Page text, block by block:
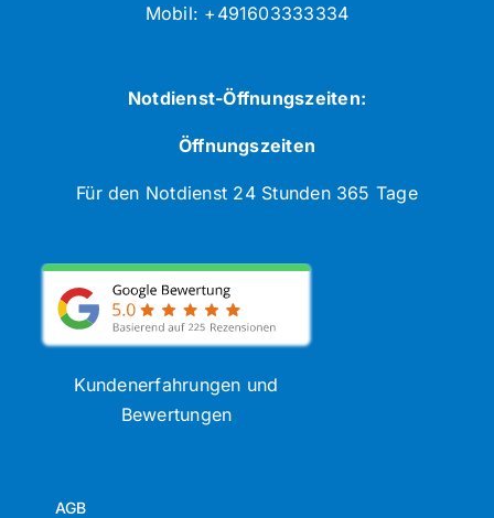
Mobil: +491603333334
Notdienst-Öffnungszeiten:
Öffnungszeiten
Für den Notdienst 24 Stunden 365 Tage
Kundenerfahrungen und
Bewertungen
AGB